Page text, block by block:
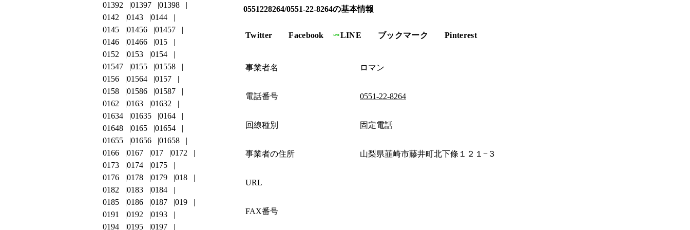
0551228264/0551-22-8264の基本情報
Twitter Facebook LINE ブックマーク Pinterest
事業者名 ロマン
電話番号 0551-22-8264
回線種別 固定電話
事業者の住所 山梨県韮崎市藤井町北下條１２１−３
URL
FAX番号
01392
01397
01398
0142
0143
0144
0145
01456
01457
0146
01466
015
0152
0153
0154
01547
0155
01558
0156
01564
0157
0158
01586
01587
0162
0163
01632
01634
01635
0164
01648
0165
01654
01655
01656
01658
0166
0167 017
0172
0173
0174
0175
0176
0178 0179
018
0182
0183
0184
0185
0186 0187
019
0191
0192
0193
0194
0195
0197